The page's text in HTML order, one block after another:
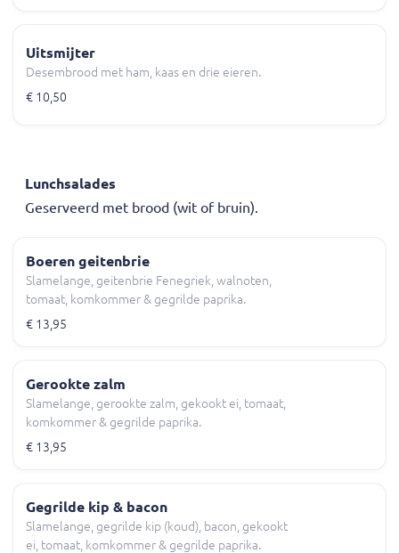
Uitsmijter
Desembrood met ham, kaas en drie eieren.
€ 10,50
Lunchsalades
Geserveerd met brood (wit of bruin).
Boeren geitenbrie
Slamelange, geitenbrie Fenegriek, walnoten,
tomaat, komkommer & gegrilde paprika.
€ 13,95
Gerookte zalm
Slamelange, gerookte zalm, gekookt ei, tomaat,
komkommer & gegrilde paprika.
€ 13,95
Gegrilde kip & bacon
Slamelange, gegrilde kip (koud), bacon, gekookt
ei, tomaat, komkommer & gegrilde paprika.